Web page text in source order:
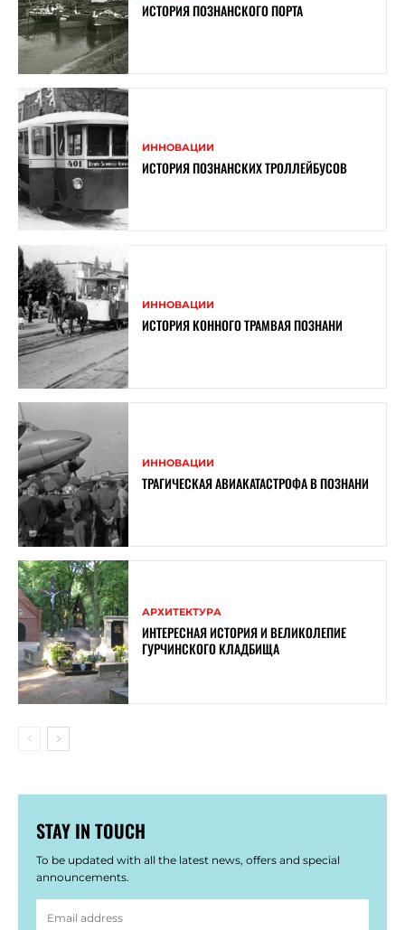
ИСТОРИЯ ПОЗНАНСКОГО ПОРТА
ИННОВАЦИИ
ИСТОРИЯ ПОЗНАНСКИХ ТРОЛЛЕЙБУСОВ
ИННОВАЦИИ
ИСТОРИЯ КОННОГО ТРАМВАЯ ПОЗНАНИ
ИННОВАЦИИ
ТРАГИЧЕСКАЯ АВИАКАТАСТРОФА В ПОЗНАНИ
АРХИТЕКТУРА
ИНТЕРЕСНАЯ ИСТОРИЯ И ВЕЛИКОЛЕПИЕ
ГУРЧИНСКОГО КЛАДБИЩА
STAY IN TOUCH
To be updated with all the latest news, offers and special
announcements.